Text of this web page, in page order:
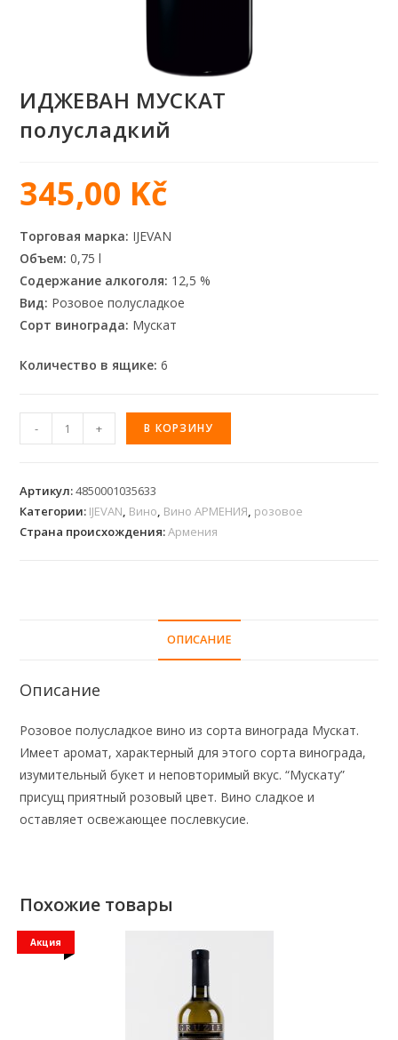
ИДЖЕВАН МУСКАТ
полусладкий
345,00 Kč
Торговая марка: IJEVAN
Объем: 0,75 l
Содержание алкоголя: 12,5 %
Вид: Розовое полусладкое
Сорт винограда: Мускат
Количество в ящике: 6
- + В КОРЗИНУ
Артикул:4850001035633
Категории: IJEVAN, Вино, Вино АРМЕНИЯ, розовое
Страна происхождения:Армения
ОПИСАНИЕ
Описание
Розовое полусладкое вино из сорта винограда Мускат.
Имеет аромат, характерный для этого сорта винограда,
изумительный букет и неповторимый вкус. “Мускату”
присущ приятный розовый цвет. Вино сладкое и
оставляет освежающее послевкусие.
Похожие товары
Акция